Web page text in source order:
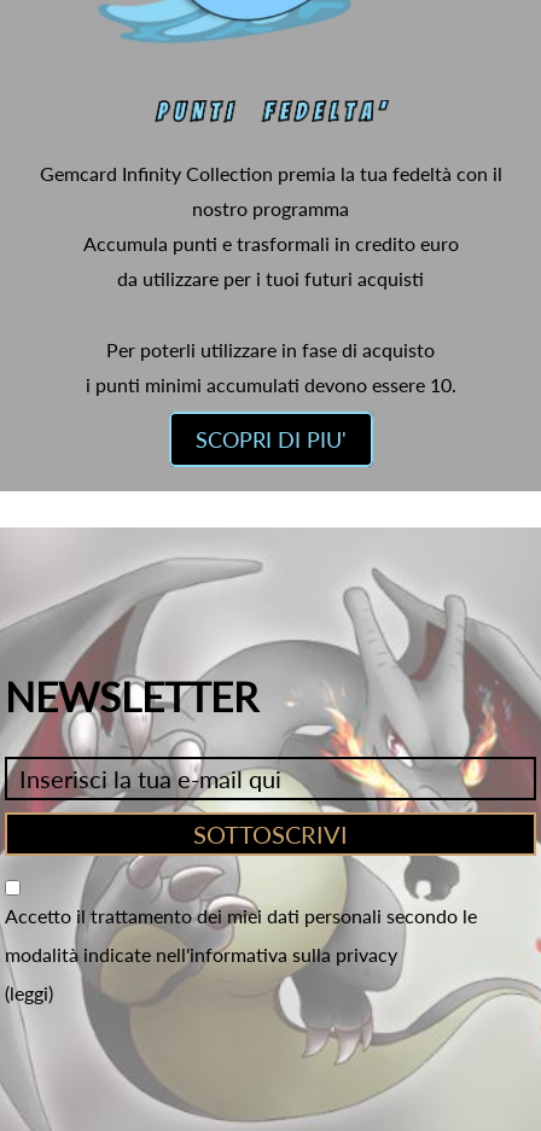
Gemcard Infinity Collection premia la tua fedeltà con il
nostro programma
Accumula punti e trasformali in credito euro
da utilizzare per i tuoi futuri acquisti
Per poterli utilizzare in fase di acquisto
i punti minimi accumulati devono essere 10.
SCOPRI DI PIU'
NEWSLETTER
Accetto il trattamento dei miei dati personali secondo le
modalità indicate nell'informativa sulla privacy
(leggi)